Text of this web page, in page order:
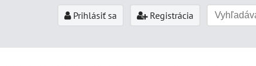
Prihlásiť sa Registrácia